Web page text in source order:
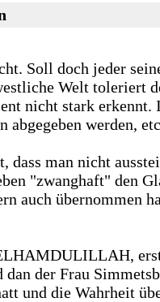
Soll doch jeder
Welt toleriert
nicht stark erkennt.
abgegeben werden,
dass man nicht
"zwanghaft" den
auch übernommen
der Frau
und die Wahrheit